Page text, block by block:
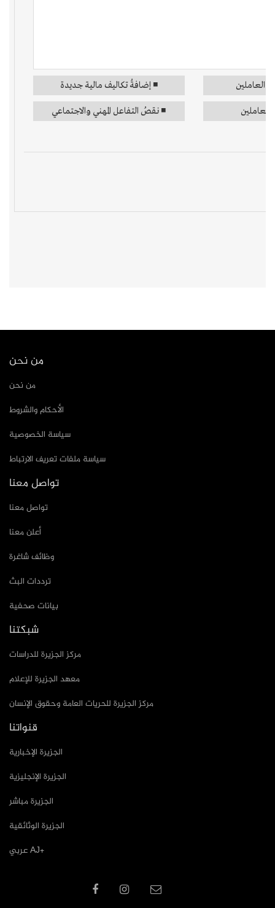
من نحن
من نحن
الأحكام والشروط
سياسة الخصوصية
سياسة ملفات تعريف الارتباط
تواصل معنا
تواصل معنا
أعلن معنا
وظائف شاغرة
ترددات البث
بيانات صحفية
شبكتنا
مركز الجزيرة للدراسات
معهد الجزيرة للإعلام
مركز الجزيرة للحريات العامة وحقوق الإنسان
قنواتنا
الجزيرة الإخبارية
الجزيرة الإنجليزية
الجزيرة مباشر
الجزيرة الوثائقية
عربي AJ+